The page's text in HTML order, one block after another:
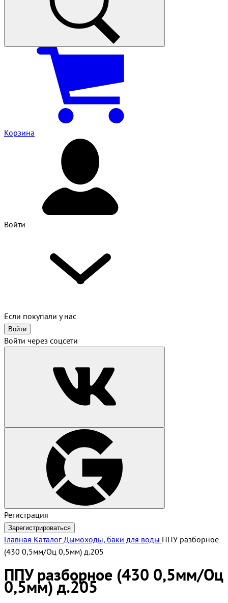
Корзина
Войти
Если покупали у нас
Войти
Войти через соцсети
Регистрация
Зарегистрироваться
Главная Каталог Дымоходы, баки для воды ППУ разборное
(430 0,5мм/Оц 0,5мм) д.205
ППУ разборное (430 0,5мм/Оц
0,5мм) д.205